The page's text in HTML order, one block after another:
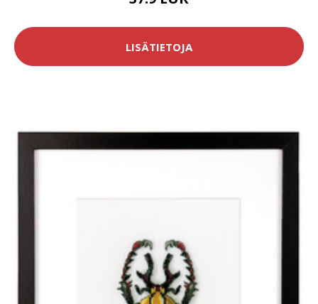
LISÄTIETOJA